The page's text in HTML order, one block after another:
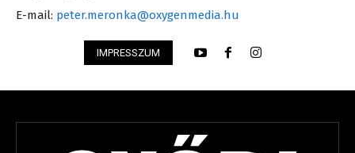
E-mail: peter.meronka@oxygenmedia.hu
IMPRESSZUM